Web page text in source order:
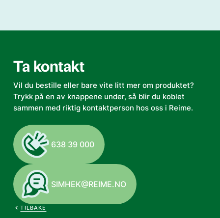
Ta kontakt
Vil du bestille eller bare vite litt mer om produktet?
Trykk på en av knappene under, så blir du koblet
sammen med riktig kontaktperson hos oss i Reime.
638 39 000
SIMHEK@REIME.NO
TILBAKE